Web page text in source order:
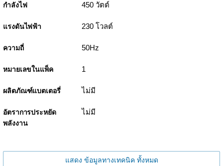
กำลังไฟ 450 วัตต์
แรงดันไฟฟ้า 230 โวลต์
ความถี่ 50Hz
หมายเลขในแพ็ค 1
ผลิตภัณฑ์แบตเตอรี่ ไม่มี
อัตราการประหยัด
พลังงาน
ไม่มี
แสดง ข้อมูลทางเทคนิค ทั้งหมด